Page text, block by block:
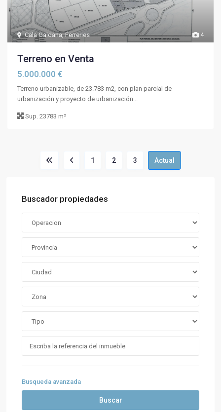
4
Cala Galdana,Ferreries
Terreno en Venta
5.000.000 €
Terreno urbanizable, de 23.783 m2, con plan parcial de
urbanización y proyecto de urbanización...
Sup.23783 m²
1 2 3 Actual
Buscador propiedades
Busqueda avanzada
Buscar